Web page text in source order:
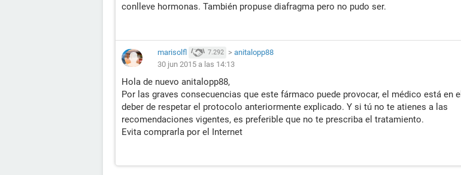
conlleve hormonas. También propuse diafragma pero no pudo ser.
marisolfl 7.292 > anitalopp88
30 jun 2015 a las 14:13
Hola de nuevo anitalopp88,
Por las graves consecuencias que este fármaco puede provocar, el médico está en el
deber de respetar el protocolo anteriormente explicado. Y si tú no te atienes a las
recomendaciones vigentes, es preferible que no te prescriba el tratamiento.
Evita comprarla por el Internet